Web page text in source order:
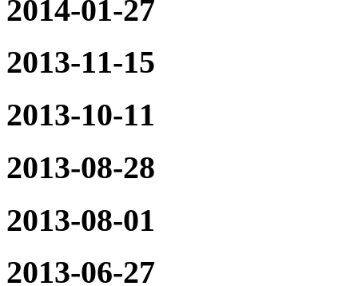
2014-01-27
2013-11-15
2013-10-11
2013-08-28
2013-08-01
2013-06-27